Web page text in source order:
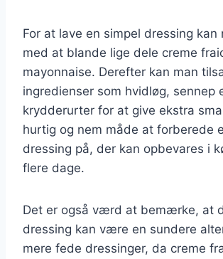
For at lave en simpel dressing kan
med at blande lige dele creme
mayonnaise. Derefter kan man
ingredienser som hvidløg, sennep
krydderurter for at give ekstra
hurtig og nem måde at forberede
dressing på, der kan opbevares i
flere dage.
Det er også værd at bemærke, at
dressing kan være en sundere
mere fede dressinger, da creme